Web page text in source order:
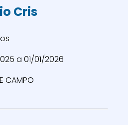
Cris
a 01/01/2026
CAMPO